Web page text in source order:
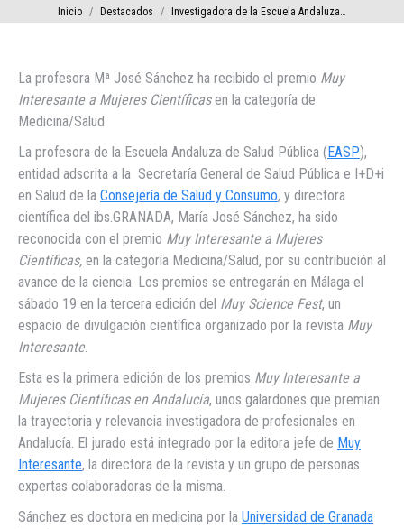
Estás aquí:
Inicio Destacados Investigadora de la Escuela Andaluza…
La profesora Mª José Sánchez ha recibido el premio Muy
Interesante a Mujeres Científicasen la categoría de
Medicina/Salud
La profesora de la Escuela Andaluza de Salud Pública (EASP),
entidad adscrita a la Secretaría General de Salud Pública e I+D+i
en Salud de la Consejería de Salud y Consumo, y directora
científica del ibs.GRANADA, María José Sánchez, ha sido
reconocida con el premio Muy Interesante a Mujeres
Científicas, en la categoría Medicina/Salud, por su contribución al
avance de la ciencia. Los premios se entregarán en Málaga el
sábado 19 en la tercera edición del Muy Science Fest, un
espacio de divulgación científica organizado por la revista Muy
Interesante.
Esta es la primera edición de los premios Muy Interesante a
Mujeres Científicas en Andalucía, unos galardones que premian
la trayectoria y relevancia investigadora de profesionales en
Andalucía. El jurado está integrado por la editora jefe de Muy
Interesante, la directora de la revista y un grupo de personas
expertas colaboradoras de la misma.
Sánchez es doctora en medicina por la Universidad de Granada